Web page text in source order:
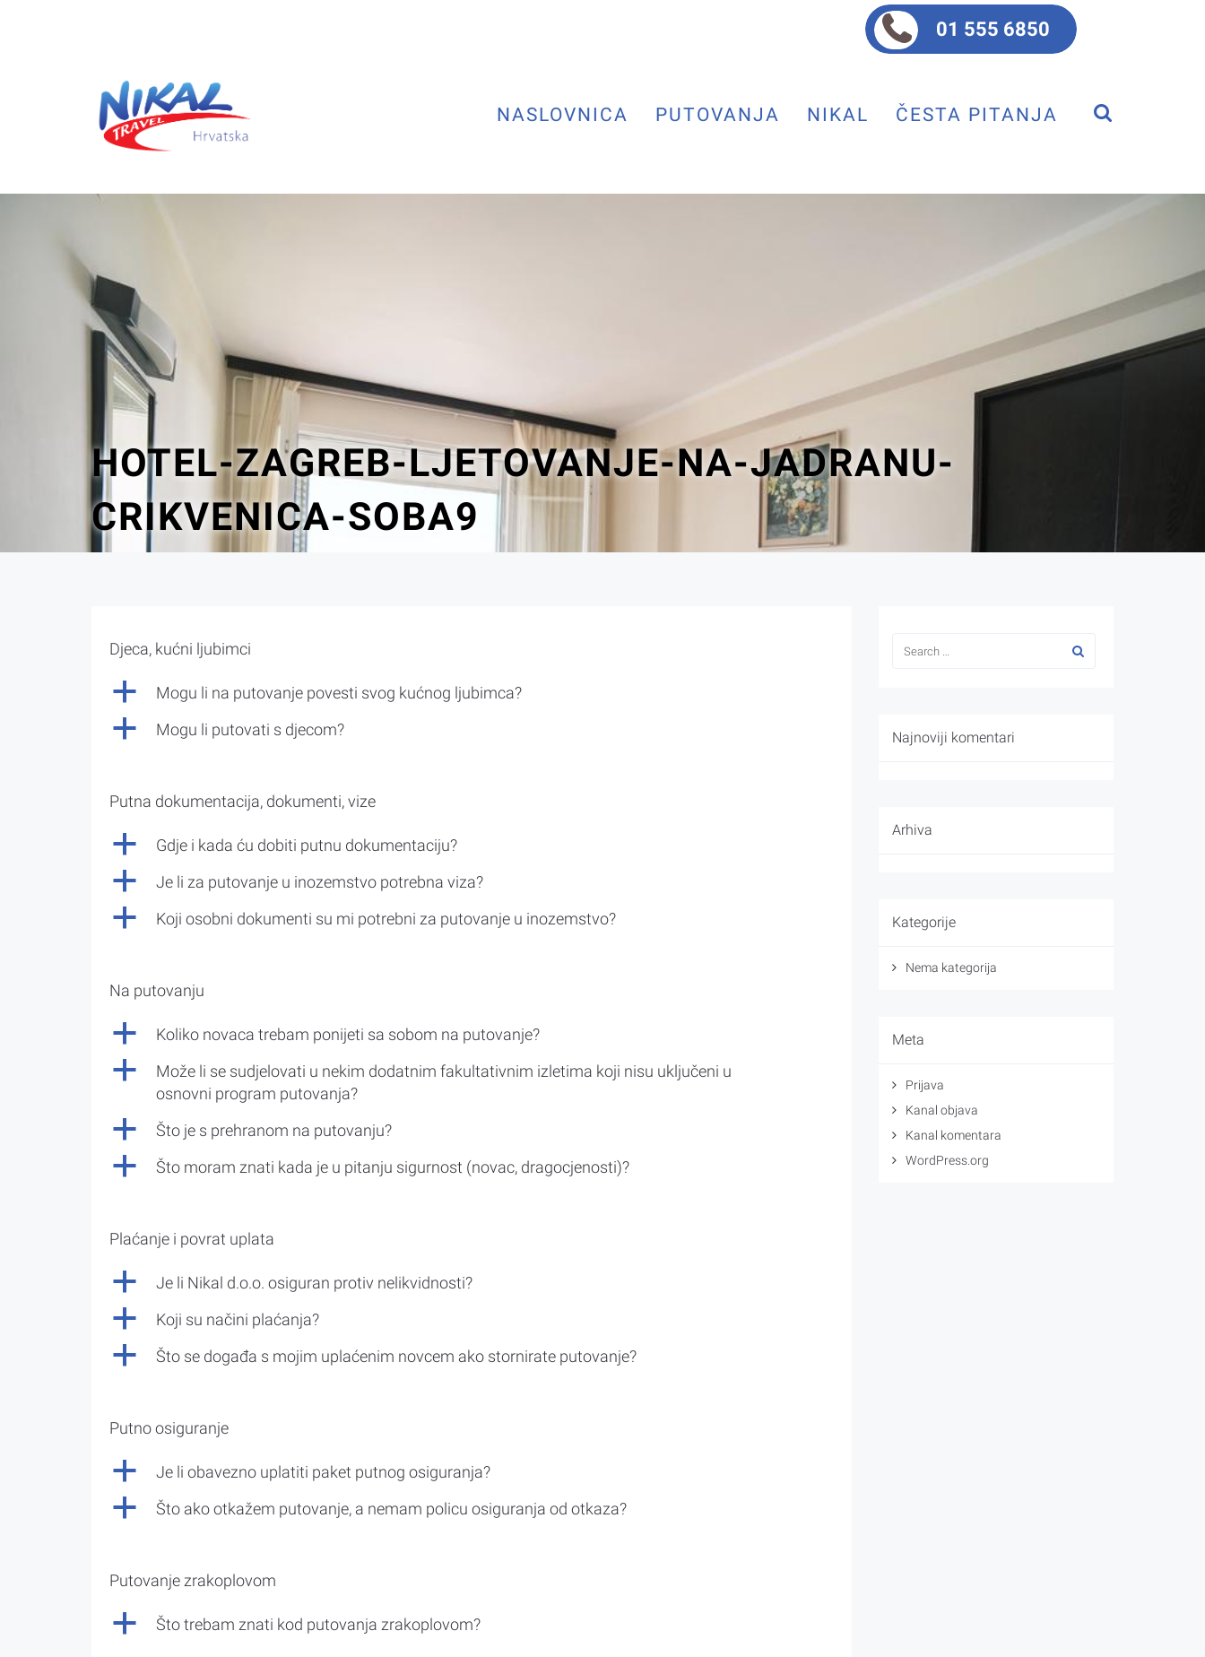
01 555 6850
NASLOVNICA PUTOVANJA NIKAL ČESTA PITANJA
HOTEL-ZAGREB-LJETOVANJE-NA-JADRANU-
CRIKVENICA-SOBA9
Djeca, kućni ljubimci
a Mogu li na putovanje povesti svog kućnog ljubimca?
a Mogu li putovati s djecom?
Putna dokumentacija, dokumenti, vize
a Gdje i kada ću dobiti putnu dokumentaciju?
a Je li za putovanje u inozemstvo potrebna viza?
a Koji osobni dokumenti su mi potrebni za putovanje u inozemstvo?
Na putovanju
a Koliko novaca trebam ponijeti sa sobom na putovanje?
a
Može li se sudjelovati u nekim dodatnim fakultativnim izletima koji nisu uključeni u
osnovni program putovanja?
a Što je s prehranom na putovanju?
a Što moram znati kada je u pitanju sigurnost (novac, dragocjenosti)?
Plaćanje i povrat uplata
a Je li Nikal d.o.o. osiguran protiv nelikvidnosti?
a Koji su načini plaćanja?
a Što se događa s mojim uplaćenim novcem ako stornirate putovanje?
Putno osiguranje
a Je li obavezno uplatiti paket putnog osiguranja?
a Što ako otkažem putovanje, a nemam policu osiguranja od otkaza?
Putovanje zrakoplovom
a Što trebam znati kod putovanja zrakoplovom?
Najnoviji komentari
Arhiva
Kategorije
Nema kategorija
Meta
Prijava
Kanal objava
Kanal komentara
WordPress.org